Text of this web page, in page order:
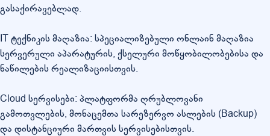
გასაქირავებლად.
IT ტექნიკის მაღაზია: სპეციალიზებული ონლაინ მაღაზია
სერვერული აპარატურის, ქსელური მოწყობილობებისა და
ნაწილების რეალიზაციისთვის.
Cloud სერვისები: პლატფორმა ღრუბლოვანი
გამოთვლების, მონაცემთა სარეზერვო ასლების (Backup)
და დისტანციური მართვის სერვისებისთვის.